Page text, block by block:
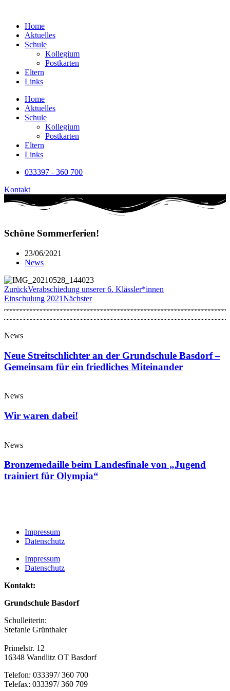
Home
Aktuelles
Schule
Kollegium
Postkarten
Eltern
Links
Home
Aktuelles
Schule
Kollegium
Postkarten
Eltern
Links
033397 - 360 700
Kontakt
Schöne Sommerferien!
23/06/2021
News
ZurückVerabschiedung unserer 6. Klässler*innen
Einschulung 2021Nächster
News
Neue Streitschlichter an der Grundschule Basdorf –
Gemeinsam für ein friedliches Miteinander
News
Wir waren dabei!
News
Bronzemedaille beim Landesfinale von „Jugend
trainiert für Olympia“
Impressum
Datenschutz
Impressum
Datenschutz
Kontakt:
Grundschule Basdorf
Schulleiterin:
Stefanie Grünthaler
Primelstr. 12
16348 Wandlitz OT Basdorf
Telefon: 033397/ 360 700
Telefax: 033397/ 360 709